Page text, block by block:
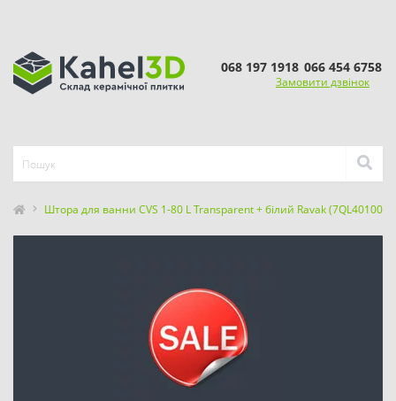
068 197 1918 066 454 6758
Замовити дзвінок
Штора для ванни CVS 1-80 L Transparent + білий Ravak